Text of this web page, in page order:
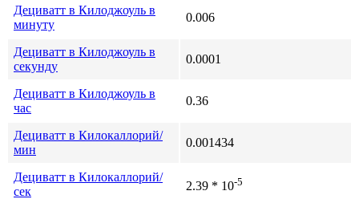
Дециватт в Килоджоуль в
минуту
0.006
Дециватт в Килоджоуль в
секунду
0.0001
Дециватт в Килоджоуль в
час
0.36
Дециватт в Килокаллорий/
мин
0.001434
Дециватт в Килокаллорий/
сек
2.39 * 10-5